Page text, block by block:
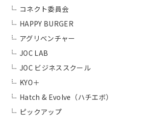
シャンティ（ヨガ）
コネクト委員会
HAPPY BURGER
アグリベンチャー
JOC LAB
JOC ビジネススクール
KYO＋
Hatch & Evolve（ハチエボ）
ピックアップ